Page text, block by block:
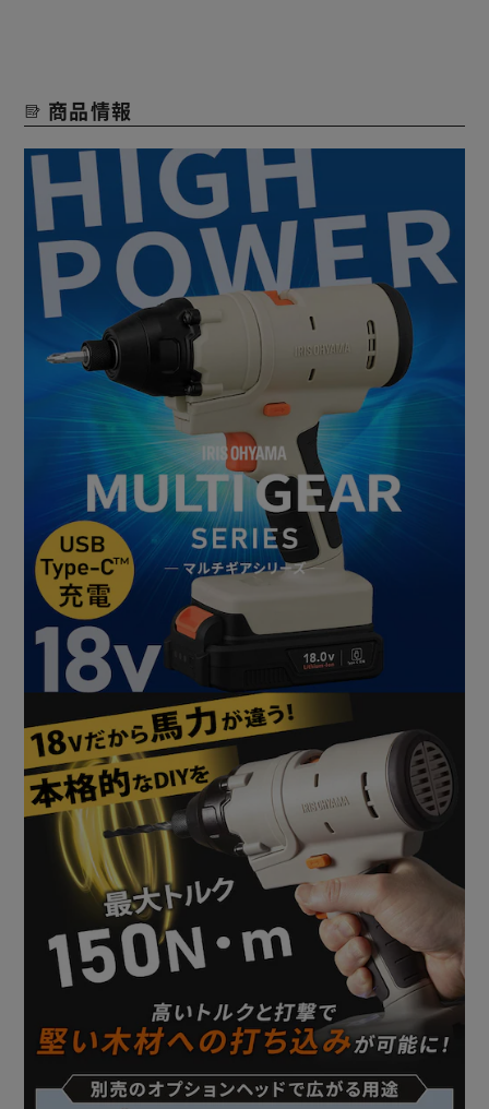
丸ノコヘッド：直線、傾斜カット
【インパクトドライバー】
◆打ち込み機能
回転に打撃が加わるためパワーがあり、堅い材質や厚みのあ
る木材でもスピーディーにネジ締めできます。
打撃を加えながら回転。
握った分だけスピードを変えられるので、はじめはゆっくり
打ち込み、速度を上げることでネジをまっすぐ打ち込むこと
ができます。
◆インパクトドライバーとドリルドライバーの違いって?
・ドリルドライバー
家具の組み立てなどにおすすめ。
クラッチ機能でトルク(回転力)を細かく調節できるので、繊
細な作業に対応できます。
・インパクトドライバー
本格的なDIYなどにおすすめ。
ドリルドライバーよりもパワーが強く、堅い材質や大量のネ
ジを打つ作業などに向いています。
◆ワンタッチ切り替え
「締める」「ゆるめる」も手元のスイッチを押すだけ！
簡単に回転方向を切り替えできます！
◆コードレス＆USB Type-C充電
充電式のコードレスタイプだから、どこにでも持ち運んで使
えます。
コンセントのない屋外や高いところでの作業におすすめ。
連続使用時間約38分(無負荷)。
◆コンパクト収納
マルチギアシリーズは本体が共通で使えます。
後からでヘッドのみの買い足しが可能なので、余分なものを
少なく、収納スペースをコンパクトに。
◆すぐに使えるビット付き
六角ビットH5
商品情報